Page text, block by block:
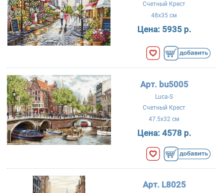
Счетный Крест
48x35 см
Цена: 5935 р.
Арт. bu5005
Luca-S
Счетный Крест
47.5x32 см
Цена: 4578 р.
Арт. L8025